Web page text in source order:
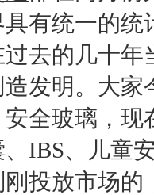
有统一的统
去的几十年
发明。大家
全玻璃，现
IBS、儿童
投放市场